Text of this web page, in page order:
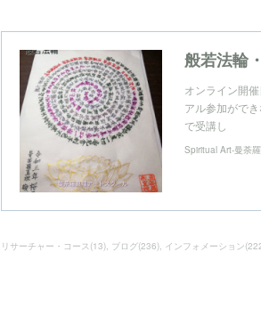
般若法輪
オンライン開
アル参加がで
で受講し
Spiritual Art-曼荼
リサーチャー・コース(13) ブログ(236) インフォメーション(